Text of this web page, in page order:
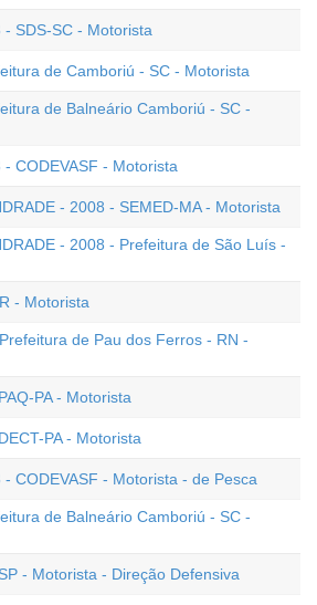
SDS-SC - Motorista
de Camboriú - SC - Motorista
de Balneário Camboriú - SC -
CODEVASF - Motorista
- 2008 - SEMED-MA - Motorista
- 2008 - Prefeitura de São Luís -
- Motorista
de Pau dos Ferros - RN -
PA - Motorista
PA - Motorista
CODEVASF - Motorista - de Pesca
de Balneário Camboriú - SC -
- Motorista - Direção Defensiva